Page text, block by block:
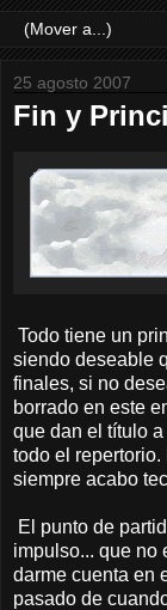
25 agosto 2007
Fin y
Todo tiene un
siendo deseable
finales, si no
borrado en este
que dan el título
todo el
siempre acabo
El punto de
impulso... que no
darme cuenta en
pasado de